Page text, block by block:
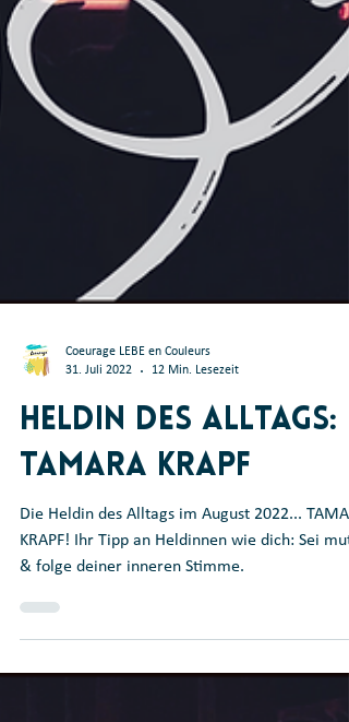
31. Juli 2022
12 Min. Lesezeit
Heldin des Alltags:
Tamara Krapf
Die Heldin des Alltags im August 2022...
& folge deiner inneren Stimme.